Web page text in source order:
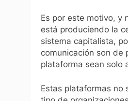
Es por este motivo, y
está produciendo la
sistema capitalista,
comunicación son de
plataforma sean solo
Estas plataformas no